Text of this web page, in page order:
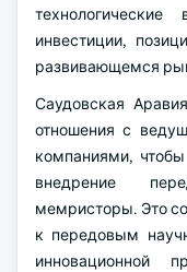
инвестиции,
развивающемся
Саудовская
отношения с
компаниями,
внедрение
мемристоры. Это
к передовым
инновационной